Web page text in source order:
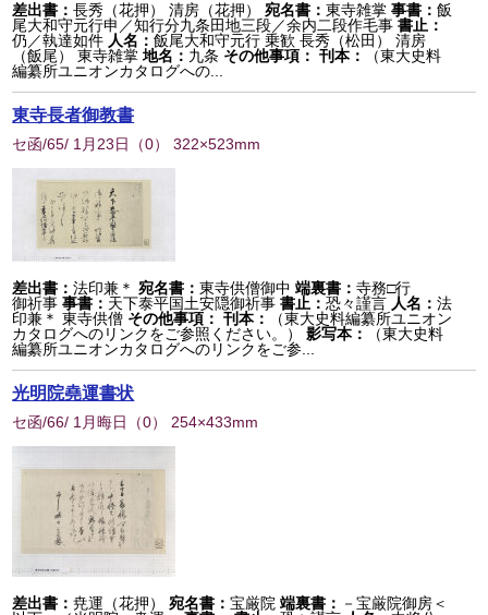
差出書：長秀（花押） 清房（花押） 宛名書：東寺雑掌 事書：飯
尾大和守元行申／知行分九条田地三段／余内二段作毛事書止：
仍／執達如件 人名：飯尾大和守元行 乗歓 長秀（松田） 清房
（飯尾） 東寺雑掌 地名： 九条 その他事項： 刊本：
（東大史料
編纂所ユニオンカタログへの...
東寺長者御教書
セ函/65/ 1月23日 （0） 322×523mm
差出書：法印兼＊ 宛名書：東寺供僧御中 端裏書：寺務□行
御祈事 事書： 天下泰平国土安隠御祈事書止：恐々謹言 人名：法
印兼＊ 東寺供僧 その他事項： 刊本：
（東大史料編纂所ユニオン
カタログへのリンクをご参照ください。）
影写本：
（東大史料
編纂所ユニオンカタログへのリンクをご参...
光明院堯運書状
セ函/66/ 1月晦日 （0） 254×433mm
差出書：尭運（花押） 宛名書：宝厳院 端裏書： －宝厳院御房＜